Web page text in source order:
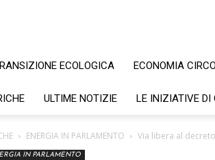
ECOLOGICA ECONOMIA
ULTIME NOTIZIE LE INIZIATIVE DI
ENERGIA IN PARLAMENTO Via libera al
IN PARLAMENTO